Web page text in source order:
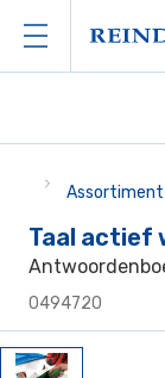
Assortiment
Taal actief
0494720